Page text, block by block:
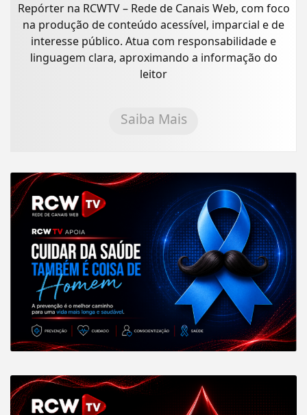
Repórter na RCWTV – Rede de Canais Web, com foco
na produção de conteúdo acessível, imparcial e de
interesse público. Atua com responsabilidade e
linguagem clara, aproximando a informação do
leitor
Saiba Mais